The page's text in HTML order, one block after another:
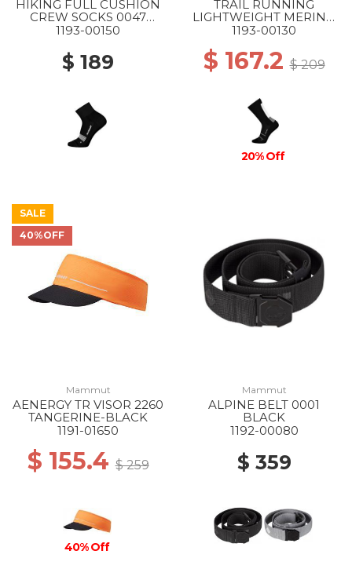
HIKING FULL CUSHION
CREW SOCKS 0047
BLACK-WHITE
1193-00150
$ 189
TRAIL RUNNING
LIGHTWEIGHT MERINO
CREW SOCKS 0047
1193-00130
$ 167.2$ 209
20% Off
SALE
40%OFF
Mammut
AENERGY TR VISOR 2260
TANGERINE-BLACK
1191-01650
$ 155.4$ 259
40% Off
Mammut
ALPINE BELT 0001
BLACK
1192-00080
$ 359